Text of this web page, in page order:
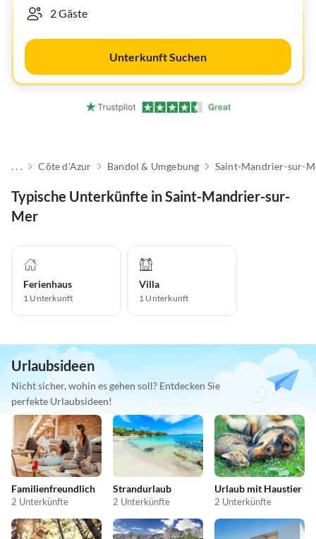
Unterkunft Suchen
. . . Côte d'Azur Bandol & Umgebung Saint-Mandrier-sur-
Typische Unterkünfte in Saint-Mandrier-sur-
Mer
Ferienhaus
1 Unterkunft
Villa
1 Unterkunft
Urlaubsideen
Nicht sicher, wohin es gehen soll? Entdecken Sie
perfekte Urlaubsideen!
Familienfreundlich
2 Unterkünfte
Strandurlaub
2 Unterkünfte
Urlaub mit Haustier
2 Unterkünfte